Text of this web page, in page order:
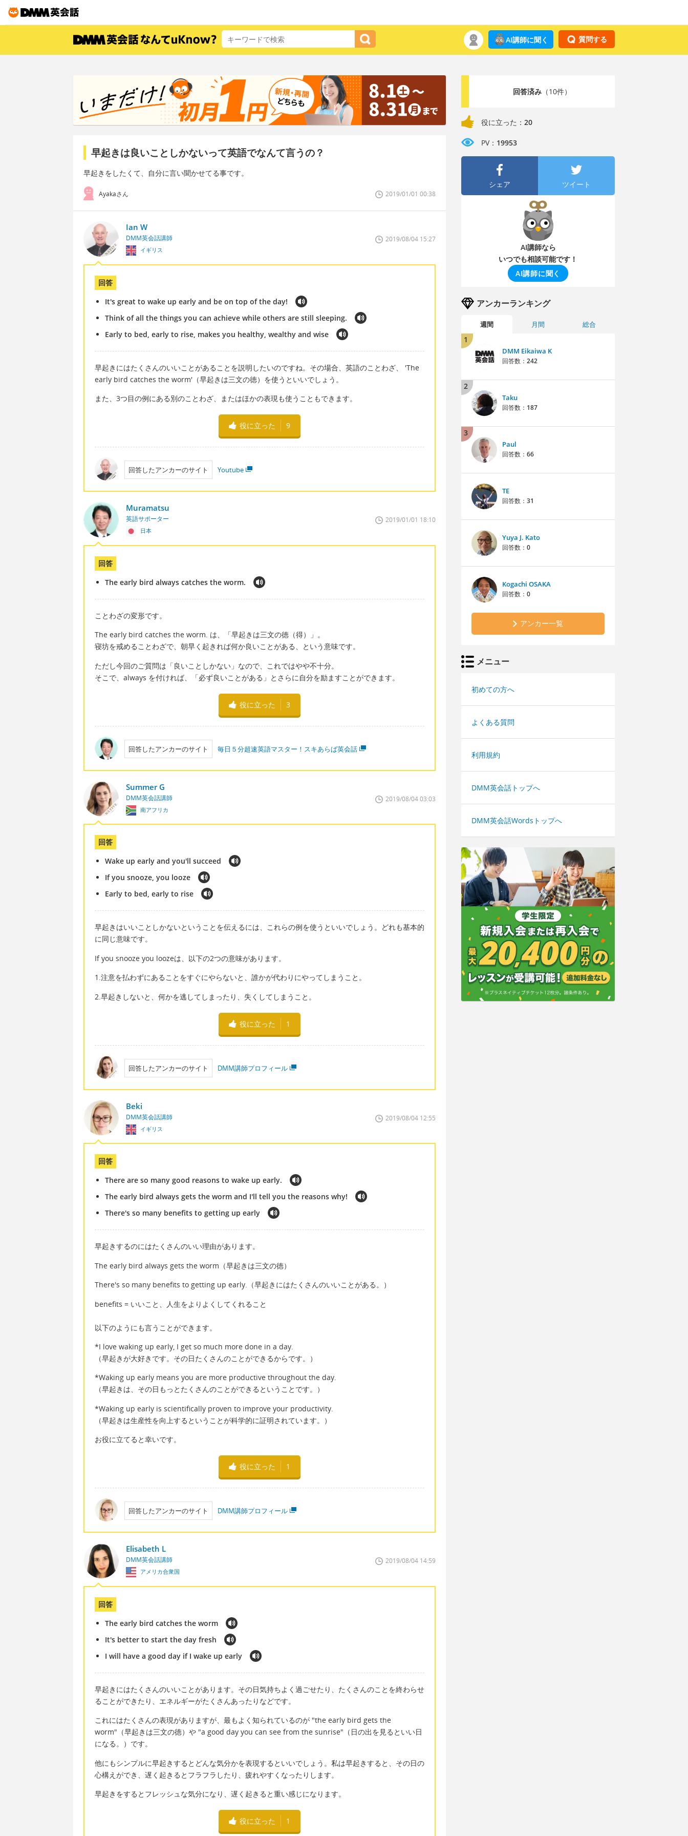
質問する
AI講師に聞く
早起きは良いことしかないって英語でなんて言うの？
早起きをしたくて、自分に言い聞かせてる事です。
Ayakaさん 2019/01/01 00:38
Ian W
DMM英会話講師
イギリス
2019/08/04 15:27
回答
It's great to wake up early and be on top of the day!
Think of all the things you can achieve while others are still sleeping.
Early to bed, early to rise, makes you healthy, wealthy and wise
早起きにはたくさんのいいことがあることを説明したいのですね。その場合、英語のことわざ、 'The
early bird catches the worm'（早起きは三文の徳）を使うといいでしょう。
また、3つ目の例にある別のことわざ、またはほかの表現も使うこともできます。
役に立った 9
回答したアンカーのサイト Youtube
Muramatsu
英語サポーター
日本
2019/01/01 18:10
回答
The early bird always catches the worm.
ことわざの変形です。
The early bird catches the worm. は、「早起きは三文の徳（得）」。
寝坊を戒めることわざで、朝早く起きれば何か良いことがある、という意味です。
ただし今回のご質問は「良いことしかない」なので、これではやや不十分。
そこで、always を付ければ、「必ず良いことがある」とさらに自分を励ますことができます。
役に立った 3
回答したアンカーのサイト 毎日５分超速英語マスター！スキあらば英会話
Summer G
DMM英会話講師
南アフリカ
2019/08/04 03:03
回答
Wake up early and you'll succeed
If you snooze, you looze
Early to bed, early to rise
早起きはいいことしかないということを伝えるには、これらの例を使うといいでしょう。どれも基本的
に同じ意味です。
If you snooze you loozeは、以下の2つの意味があります。
1.注意を払わずにあることをすぐにやらないと、誰かが代わりにやってしまうこと。
2.早起きしないと、何かを逃してしまったり、失くしてしまうこと。
役に立った 1
回答したアンカーのサイト DMM講師プロフィール
Beki
DMM英会話講師
イギリス
2019/08/04 12:55
回答
There are so many good reasons to wake up early.
The early bird always gets the worm and I'll tell you the reasons why!
There's so many benefits to getting up early
早起きするのにはたくさんのいい理由があります。
The early bird always gets the worm（早起きは三文の徳）
There's so many benefits to getting up early.（早起きにはたくさんのいいことがある。）
benefits = いいこと、人生をよりよくしてくれること
以下のようにも言うことができます。
*I love waking up early, I get so much more done in a day.
（早起きが大好きです。その日たくさんのことができるからです。）
*Waking up early means you are more productive throughout the day.
（早起きは、その日もっとたくさんのことができるということです。）
*Waking up early is scientifically proven to improve your productivity.
（早起きは生産性を向上するということが科学的に証明されています。）
お役に立てると幸いです。
役に立った 1
回答したアンカーのサイト DMM講師プロフィール
Elisabeth L
DMM英会話講師
アメリカ合衆国
2019/08/04 14:59
回答
The early bird catches the worm
It's better to start the day fresh
I will have a good day if I wake up early
早起きにはたくさんのいいことがあります。その日気持ちよく過ごせたり、たくさんのことを終わらせ
ることができたり、エネルギーがたくさんあったりなどです。
これにはたくさんの表現がありますが、最もよく知られているのが "the early bird gets the
worm"（早起きは三文の徳）や "a good day you can see from the sunrise"（日の出を見るといい日
になる。）です。
他にもシンプルに早起きするとどんな気分かを表現するといいでしょう。私は早起きすると、その日の
心構えができ、遅く起きるとフラフラしたり、疲れやすくなったりします。
早起きをするとフレッシュな気分になり、遅く起きると重い感じになります。
役に立った 1
回答済み（10件）
役に立った： 20
PV： 19953
シェア ツイート
AI講師なら
いつでも相談可能です！
AI講師に聞く
アンカーランキング
週間 月間 総合
1
DMM Eikaiwa K
回答数： 242
2
Taku
回答数： 187
3
Paul
回答数： 66
TE
回答数： 31
Yuya J. Kato
回答数： 0
Kogachi OSAKA
回答数： 0
アンカー一覧
メニュー
初めての方へ
よくある質問
利用規約
DMM英会話トップへ
DMM英会話Wordsトップへ